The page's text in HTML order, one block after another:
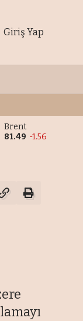
Giriş Yap
Brent
81.49 -1.56